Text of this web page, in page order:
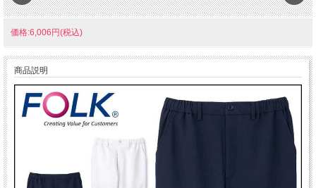
価格:6,006円(税込)
商品説明